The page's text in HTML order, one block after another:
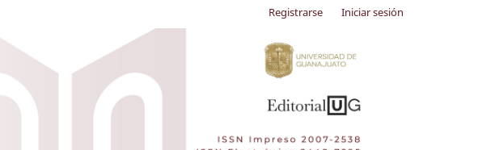
Registrarse Iniciar sesión